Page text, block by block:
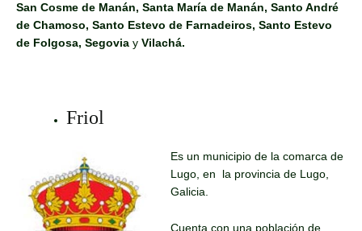
San Cosme de Manán, Santa María de Manán, Santo André
de Chamoso, Santo Estevo de Farnadeiros, Santo Estevo
de Folgosa, Segovia y Vilachá.
Friol
Es un municipio de la comarca de
Lugo, en la provincia de Lugo,
Galicia.
Cuenta con una población de